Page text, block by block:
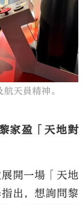
天員精神。
家盈「天地對
開一場「天地
出，想詢問黎